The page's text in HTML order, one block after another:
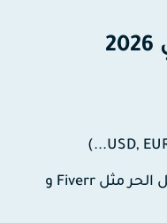
إمكانية ربطه مع منصات العمل الحر مثل Fiverr و